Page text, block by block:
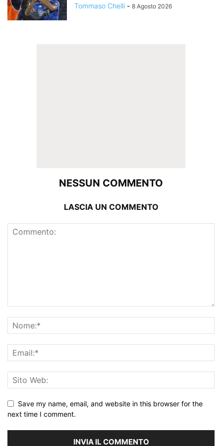
Tommaso Chelli - 8 Agosto 2026
NESSUN COMMENTO
LASCIA UN COMMENTO
Save my name, email, and website in this browser for the
next time I comment.